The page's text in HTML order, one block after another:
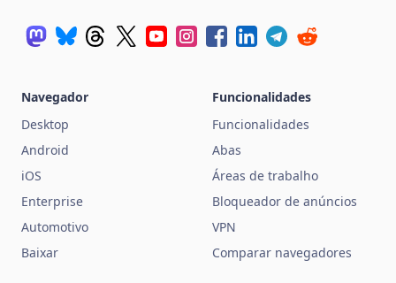
Navegador
Desktop
Android
iOS
Enterprise
Automotivo
Baixar
Funcionalidades
Funcionalidades
Abas
Áreas de trabalho
Bloqueador de anúncios
VPN
Comparar navegadores